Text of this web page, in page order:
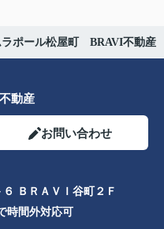
ラポール松屋町 BRAVI不動産
動産
お問い合わせ
ＢＲＡＶＩ谷町２Ｆ
時間外対応可